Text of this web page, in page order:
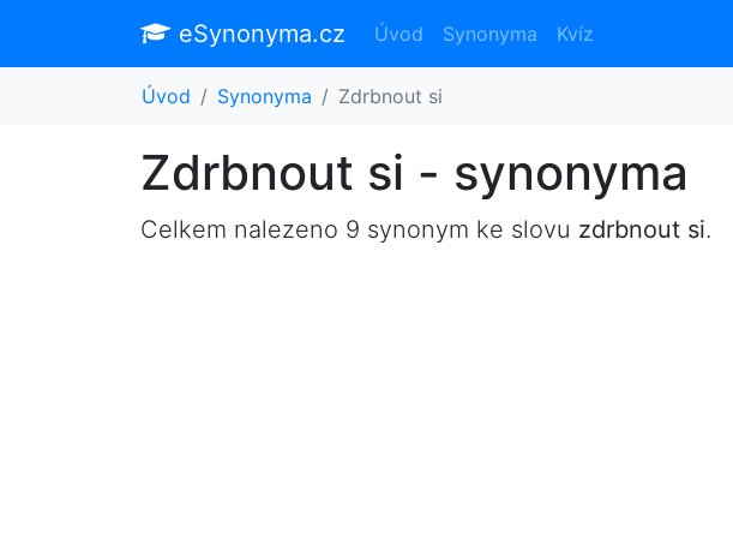
eSynonyma.cz Úvod Synonyma Kvíz
Úvod Synonyma Zdrbnout si
Zdrbnout si - synonyma
Celkem nalezeno 9 synonym ke slovu zdrbnout si.